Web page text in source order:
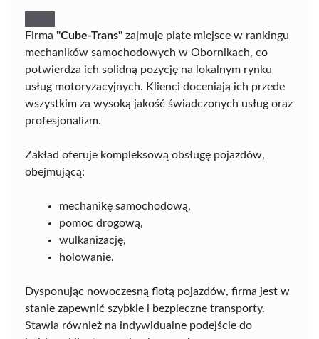
Firma "Cube-Trans" zajmuje piąte miejsce w rankingu
mechaników samochodowych w Obornikach, co
potwierdza ich solidną pozycję na lokalnym rynku
usług motoryzacyjnych. Klienci doceniają ich przede
wszystkim za wysoką jakość świadczonych usług oraz
profesjonalizm.
Zakład oferuje kompleksową obsługę pojazdów,
obejmującą:
mechanikę samochodową,
pomoc drogową,
wulkanizację,
holowanie.
Dysponując nowoczesną flotą pojazdów, firma jest w
stanie zapewnić szybkie i bezpieczne transporty.
Stawia również na indywidualne podejście do